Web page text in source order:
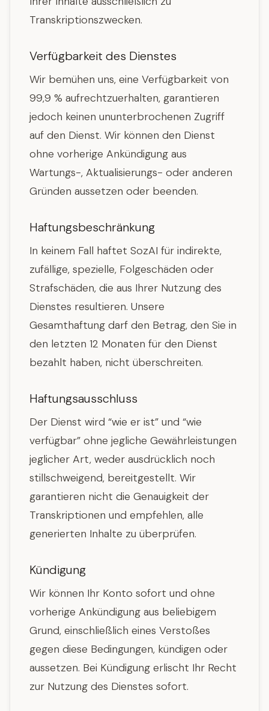
Transkriptionszwecken.
Verfügbarkeit des Dienstes
Wir bemühen uns, eine Verfügbarkeit von
99,9 % aufrechtzuerhalten, garantieren
jedoch keinen ununterbrochenen Zugriff
auf den Dienst. Wir können den Dienst
ohne vorherige Ankündigung aus
Wartungs-, Aktualisierungs- oder anderen
Gründen aussetzen oder beenden.
Haftungsbeschränkung
In keinem Fall haftet SozAI für indirekte,
zufällige, spezielle, Folgeschäden oder
Strafschäden, die aus Ihrer Nutzung des
Dienstes resultieren. Unsere
Gesamthaftung darf den Betrag, den Sie in
den letzten 12 Monaten für den Dienst
bezahlt haben, nicht überschreiten.
Haftungsausschluss
Der Dienst wird “wie er ist” und “wie
verfügbar” ohne jegliche Gewährleistungen
jeglicher Art, weder ausdrücklich noch
stillschweigend, bereitgestellt. Wir
garantieren nicht die Genauigkeit der
Transkriptionen und empfehlen, alle
generierten Inhalte zu überprüfen.
Kündigung
Wir können Ihr Konto sofort und ohne
vorherige Ankündigung aus beliebigem
Grund, einschließlich eines Verstoßes
gegen diese Bedingungen, kündigen oder
aussetzen. Bei Kündigung erlischt Ihr Recht
zur Nutzung des Dienstes sofort.